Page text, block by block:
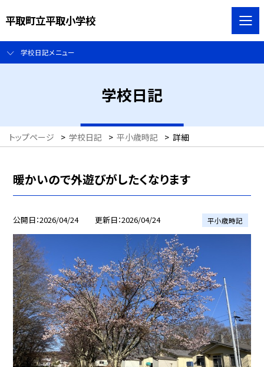
平取町立平取小学校
学校日記メニュー
学校日記
トップページ > 学校日記 > 平小歳時記 > 詳細
暖かいので外遊びがしたくなります
公開日 2026/04/24 更新日 2026/04/24 平小歳時記